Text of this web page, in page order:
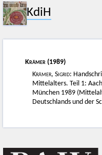
KdiH
Krämer (1989)
Krämer, Sigrid:
Mittelalters. Teil 1:
München 1989
Deutschlands und der